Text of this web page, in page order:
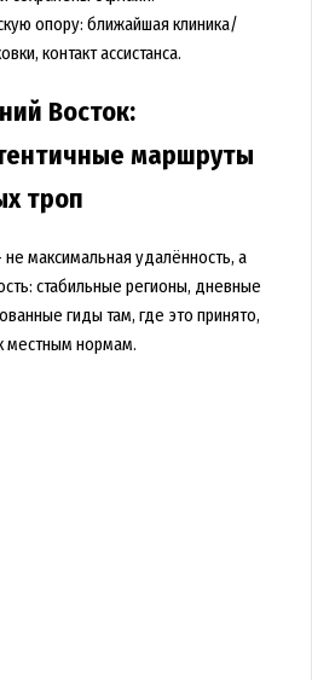
опору: ближайшая клиника/
контакт ассистанса.
Восток:
маршруты
троп
максимальная удалённость, а
стабильные регионы, дневные
гиды там, где это принято,
местным нормам.